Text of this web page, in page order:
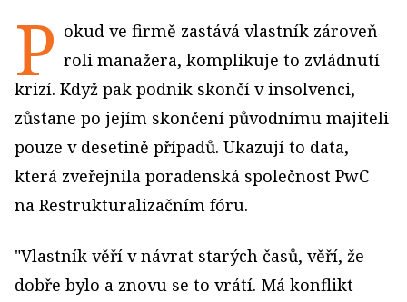
P okud ve firmě zastává vlastník zároveň
roli manažera, komplikuje to zvládnutí
krizí. Když pak podnik skončí v insolvenci,
zůstane po jejím skončení původnímu majiteli
pouze v desetině případů. Ukazují to data,
která zveřejnila poradenská společnost PwC
na Restrukturalizačním fóru.
"Vlastník věří v návrat starých časů, věří, že
dobře bylo a znovu se to vrátí. Má konflikt